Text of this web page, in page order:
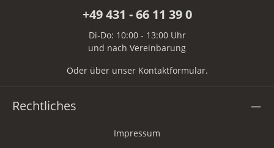
+49 431 - 66 11 39 0
Di-Do: 10:00 - 13:00 Uhr
und nach Vereinbarung
Oder über unser Kontaktformular.
Rechtliches
Impressum